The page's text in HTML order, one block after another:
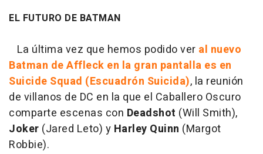
EL FUTURO DE BATMAN
La última vez que hemos podido ver al nuevo
Batman de Affleck en la gran pantalla es en
Suicide Squad (Escuadrón Suicida), la reunión
de villanos de DC en la que el Caballero Oscuro
comparte escenas con Deadshot (Will Smith),
Joker (Jared Leto) y Harley Quinn (Margot
Robbie).